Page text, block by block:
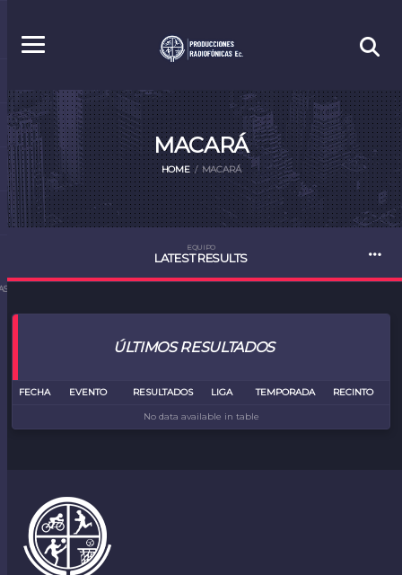
MACARÁ
HOME MACARÁ
EQUIPO
LATEST RESULTS
ÚLTIMOS RESULTADOS
FECHA EVENTO RESULTADOS LIGA TEMPORADA RECINTO
No data available in table